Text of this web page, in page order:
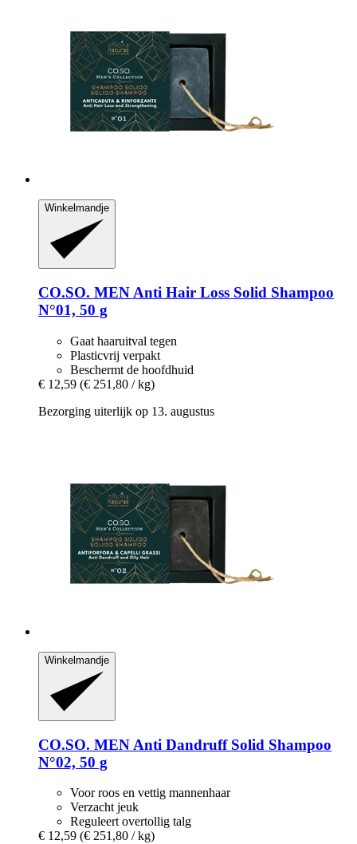
Winkelmandje
CO.SO. MEN Anti Hair Loss Solid Shampoo
N°01, 50 g
Gaat haaruitval tegen
Plasticvrij verpakt
Beschermt de hoofdhuid
€ 12,59 (€ 251,80 / kg)
Bezorging uiterlijk op 13. augustus
Winkelmandje
CO.SO. MEN Anti Dandruff Solid Shampoo
N°02, 50 g
Voor roos en vettig mannenhaar
Verzacht jeuk
Reguleert overtollig talg
€ 12,59 (€ 251,80 / kg)